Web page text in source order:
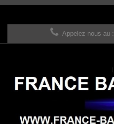
Appelez-nous au :